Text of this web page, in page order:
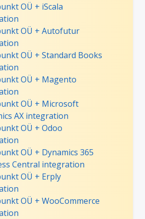
OÜ + iScala
OÜ + Autofutur
OÜ + Standard Books
OÜ + Magento
OÜ + Microsoft
AX integration
OÜ + Odoo
OÜ + Dynamics 365
Central integration
OÜ + Erply
OÜ + WooCommerce